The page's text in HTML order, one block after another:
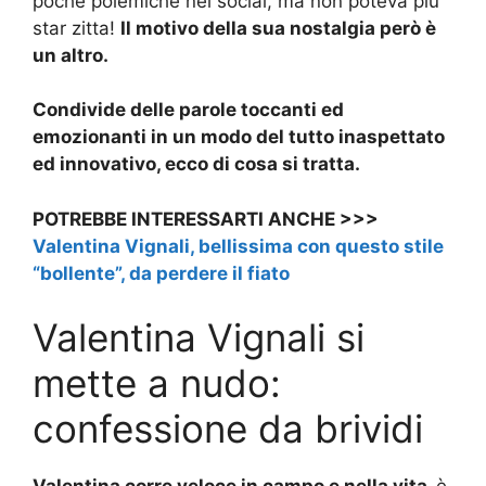
star zitta! Il motivo della sua nostalgia però è
un altro.
Condivide delle parole toccanti ed
emozionanti in un modo del tutto inaspettato
ed innovativo, ecco di cosa si tratta.
POTREBBE INTERESSARTI ANCHE >>>
Valentina Vignali, bellissima con questo stile
“bollente”, da perdere il fiato
Valentina Vignali si
mette a nudo:
confessione da brividi